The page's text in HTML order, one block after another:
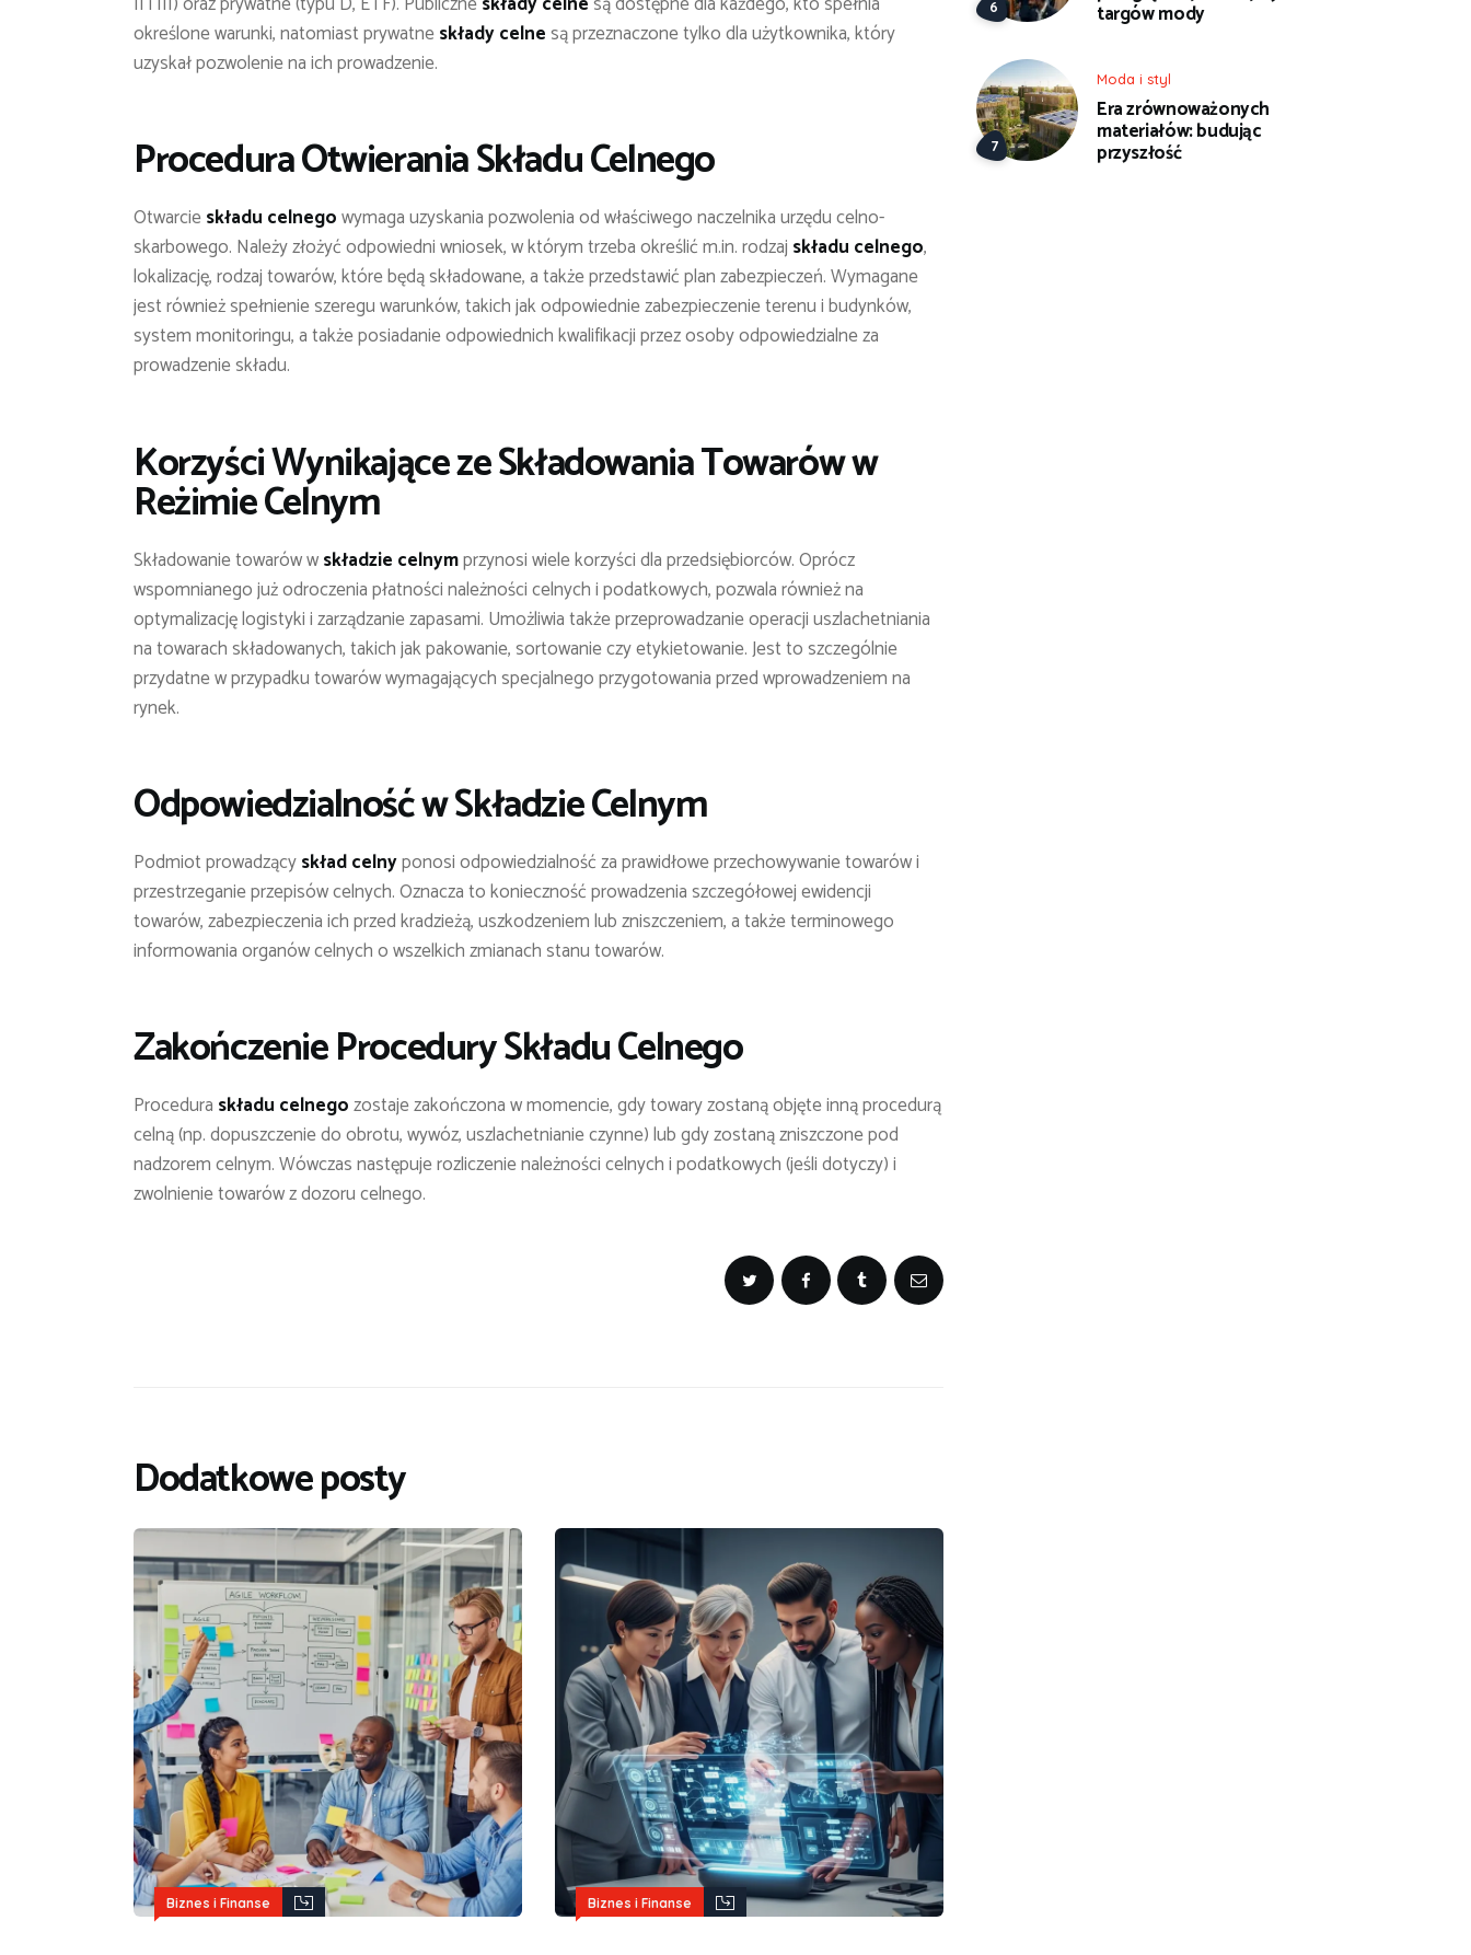
określone warunki, natomiast prywatneskłady celnesą przeznaczone tylko dla użytkownika, który
uzyskał pozwolenie na ich prowadzenie.
Procedura Otwierania Składu Celnego
Otwarcieskładu celnegowymaga uzyskania pozwolenia od właściwego naczelnika urzędu celno-
skarbowego. Należy złożyć odpowiedni wniosek, w którym trzeba określić m.in. rodzaj składu celnego,
lokalizację, rodzaj towarów, które będą składowane, a także przedstawić plan zabezpieczeń. Wymagane
jest również spełnienie szeregu warunków, takich jak odpowiednie zabezpieczenie terenu i budynków,
system monitoringu, a także posiadanie odpowiednich kwalifikacji przez osoby odpowiedzialne za
prowadzenie składu.
Korzyści Wynikające ze Składowania Towarów w
Reżimie Celnym
Składowanie towarów wskładzie celnymprzynosi wiele korzyści dla przedsiębiorców. Oprócz
wspomnianego już odroczenia płatności należności celnych i podatkowych, pozwala również na
optymalizację logistyki i zarządzanie zapasami. Umożliwia także przeprowadzanie operacji uszlachetniania
na towarach składowanych, takich jak pakowanie, sortowanie czy etykietowanie. Jest to szczególnie
przydatne w przypadku towarów wymagających specjalnego przygotowania przed wprowadzeniem na
rynek.
Odpowiedzialność w Składzie Celnym
Podmiot prowadzącyskład celnyponosi odpowiedzialność za prawidłowe przechowywanie towarów i
przestrzeganie przepisów celnych. Oznacza to konieczność prowadzenia szczegółowej ewidencji
towarów, zabezpieczenia ich przed kradzieżą, uszkodzeniem lub zniszczeniem, a także terminowego
informowania organów celnych o wszelkich zmianach stanu towarów.
Zakończenie Procedury Składu Celnego
Procedura składu celnegozostaje zakończona w momencie, gdy towary zostaną objęte inną procedurą
celną (np. dopuszczenie do obrotu, wywóz, uszlachetnianie czynne) lub gdy zostaną zniszczone pod
nadzorem celnym. Wówczas następuje rozliczenie należności celnych i podatkowych (jeśli dotyczy) i
zwolnienie towarów z dozoru celnego.
Dodatkowe posty
Biznes i Finanse Biznes i Finanse
targów mody
Moda i styl
Era zrównoważonych
materiałów: budując
przyszłość